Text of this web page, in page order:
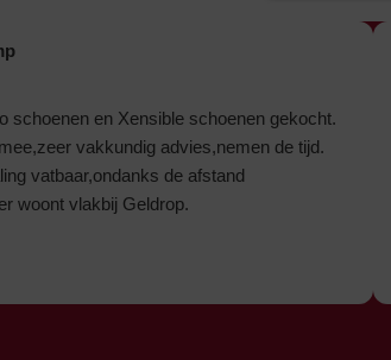
schoenen en Xensible schoenen gekocht.
vakkundig advies,nemen de tijd.
vatbaar,ondanks de afstand
woont vlakbij Geldrop.